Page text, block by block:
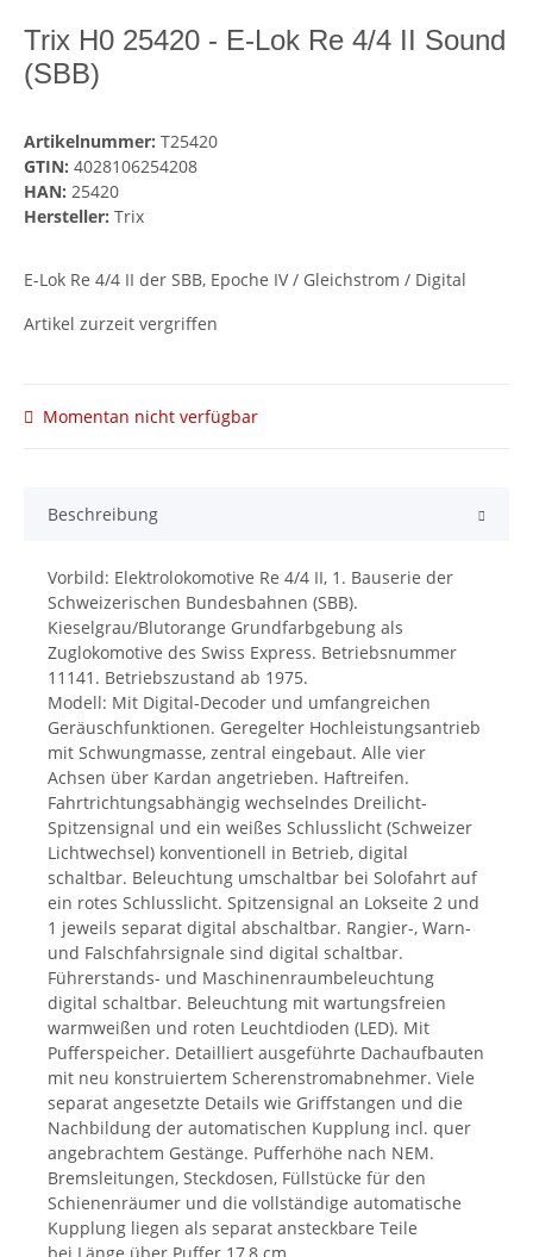
Trix H0 25420 - E-Lok Re 4/4 II Sound
(SBB)
Artikelnummer:T25420
GTIN: 4028106254208
HAN: 25420
Hersteller: Trix
E-Lok Re 4/4 II der SBB, Epoche IV / Gleichstrom / Digital
Artikel zurzeit vergriffen
Momentan nicht verfügbar
Beschreibung
Vorbild: Elektrolokomotive Re 4/4 II, 1. Bauserie der
Schweizerischen Bundesbahnen (SBB).
Kieselgrau/Blutorange Grundfarbgebung als
Zuglokomotive des Swiss Express. Betriebsnummer
11141. Betriebszustand ab 1975.
Modell: Mit Digital-Decoder und umfangreichen
Geräuschfunktionen. Geregelter Hochleistungsantrieb
mit Schwungmasse, zentral eingebaut. Alle vier
Achsen über Kardan angetrieben. Haftreifen.
Fahrtrichtungsabhängig wechselndes Dreilicht-
Spitzensignal und ein weißes Schlusslicht (Schweizer
Lichtwechsel) konventionell in Betrieb, digital
schaltbar. Beleuchtung umschaltbar bei Solofahrt auf
ein rotes Schlusslicht. Spitzensignal an Lokseite 2 und
1 jeweils separat digital abschaltbar. Rangier-, Warn-
und Falschfahrsignale sind digital schaltbar.
Führerstands- und Maschinenraumbeleuchtung
digital schaltbar. Beleuchtung mit wartungsfreien
warmweißen und roten Leuchtdioden (LED). Mit
Pufferspeicher. Detailliert ausgeführte Dachaufbauten
mit neu konstruiertem Scherenstromabnehmer. Viele
separat angesetzte Details wie Griffstangen und die
Nachbildung der automatischen Kupplung incl. quer
angebrachtem Gestänge. Pufferhöhe nach NEM.
Bremsleitungen, Steckdosen, Füllstücke für den
Schienenräumer und die vollständige automatische
Kupplung liegen als separat ansteckbare Teile